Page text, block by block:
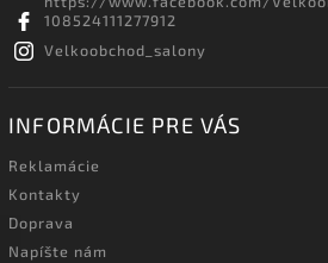
108524111277912
Velkoobchod_salony
INFORMÁCIE PRE VÁS
Reklamácie
Kontakty
Doprava
Napíšte nám